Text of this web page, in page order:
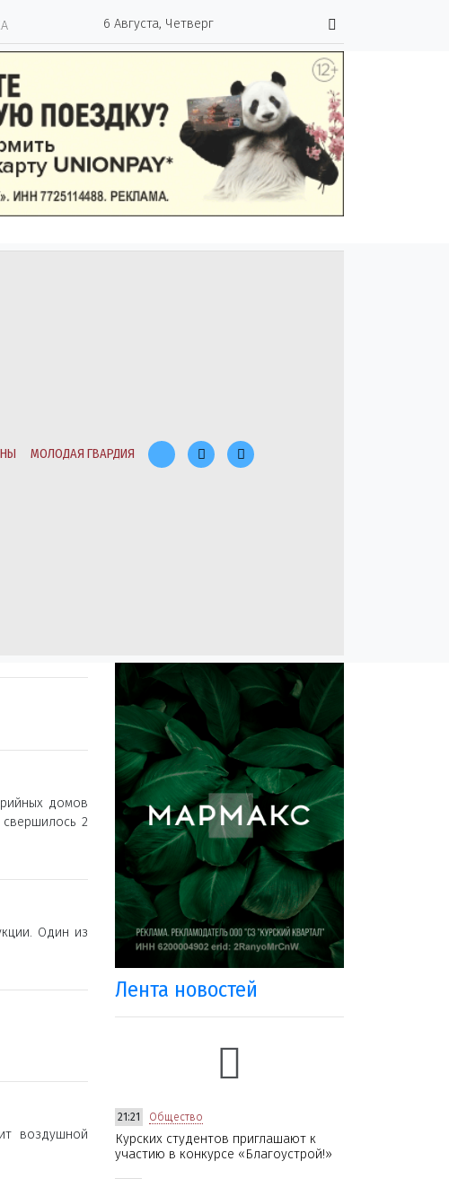
6 Августа, Четверг
МОЛОДАЯ ГВАРДИЯ
домов
2
Один из
воздушной
Лента новостей
21:21 Общество
Курских студентов приглашают к
участию в конкурсе «Благоустрой!»